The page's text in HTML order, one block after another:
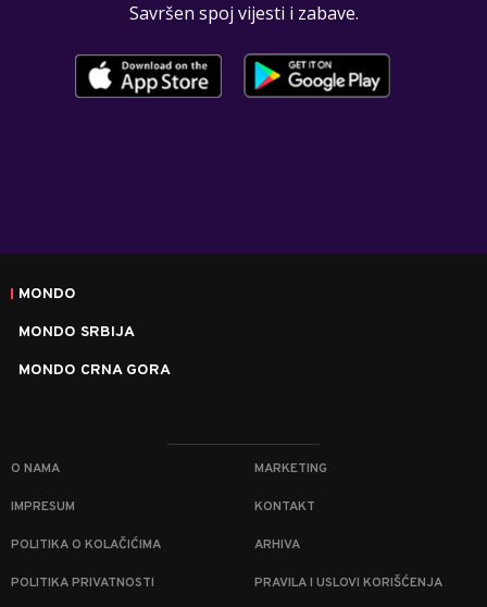
Savršen spoj vijesti i zabave.
MONDO
MONDO SRBIJA
MONDO CRNA GORA
O NAMA MARKETING
IMPRESUM KONTAKT
POLITIKA O KOLAČIĆIMA ARHIVA
POLITIKA PRIVATNOSTI PRAVILA I USLOVI KORIŠĆENJA